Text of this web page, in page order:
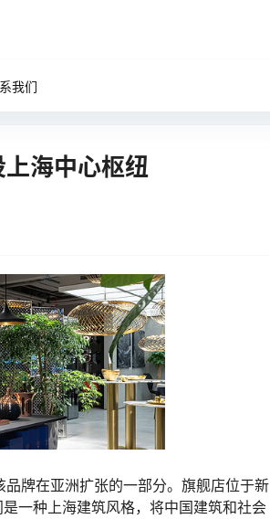
我们
海中心枢纽
牌在亚洲扩张的一部分。旗舰店位于新
一种上海建筑风格，将中国建筑和社会